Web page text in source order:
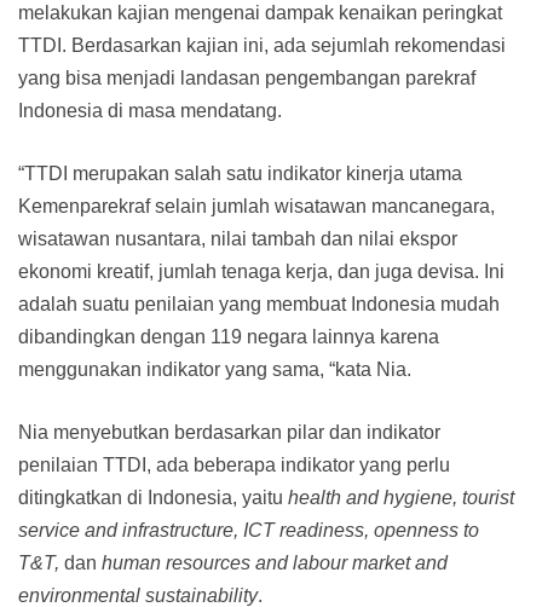
melakukan kajian mengenai dampak kenaikan peringkat
TTDI. Berdasarkan kajian ini, ada sejumlah rekomendasi
yang bisa menjadi landasan pengembangan parekraf
Indonesia di masa mendatang.
“TTDI merupakan salah satu indikator kinerja utama
Kemenparekraf selain jumlah wisatawan mancanegara,
wisatawan nusantara, nilai tambah dan nilai ekspor
ekonomi kreatif, jumlah tenaga kerja, dan juga devisa. Ini
adalah suatu penilaian yang membuat Indonesia mudah
dibandingkan dengan 119 negara lainnya karena
menggunakan indikator yang sama, “kata Nia.
Nia menyebutkan berdasarkan pilar dan indikator
penilaian TTDI, ada beberapa indikator yang perlu
ditingkatkan di Indonesia, yaitu health and hygiene, tourist
service and infrastructure, ICT readiness, openness to
T&T, dan human resources and labour market and
environmental sustainability.